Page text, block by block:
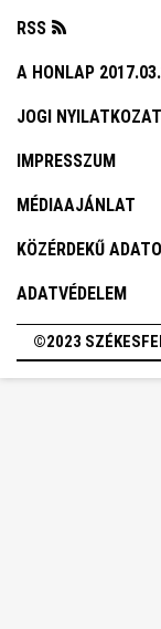
RSS
A HONLAP
JOGI NYILATKOZAT
IMPRESSZUM
MÉDIAAJÁNLAT
KÖZÉRDEKŰ
ADATVÉDELEM
©2023